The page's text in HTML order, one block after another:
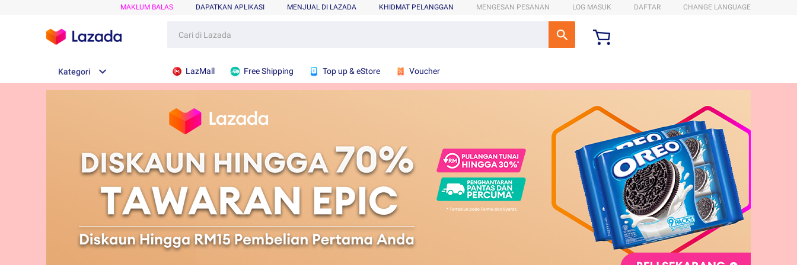
MAKLUM BALAS DAPATKAN APLIKASI MENJUAL DI LAZADA KHIDMAT PELANGGAN MENGESAN PESANAN LOG MASUK DAFTAR CHANGE LANGUAGE
Kategori LazMall Free Shipping Top up & eStore Voucher